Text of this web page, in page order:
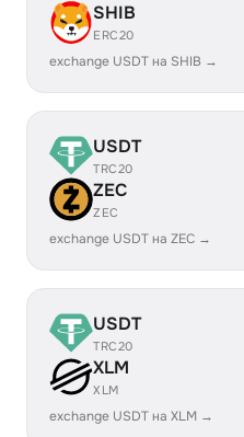
SHIB
ERC20
exchange USDT на SHIB →
USDT
TRC20
ZEC
ZEC
exchange USDT на ZEC →
USDT
TRC20
XLM
XLM
exchange USDT на XLM →